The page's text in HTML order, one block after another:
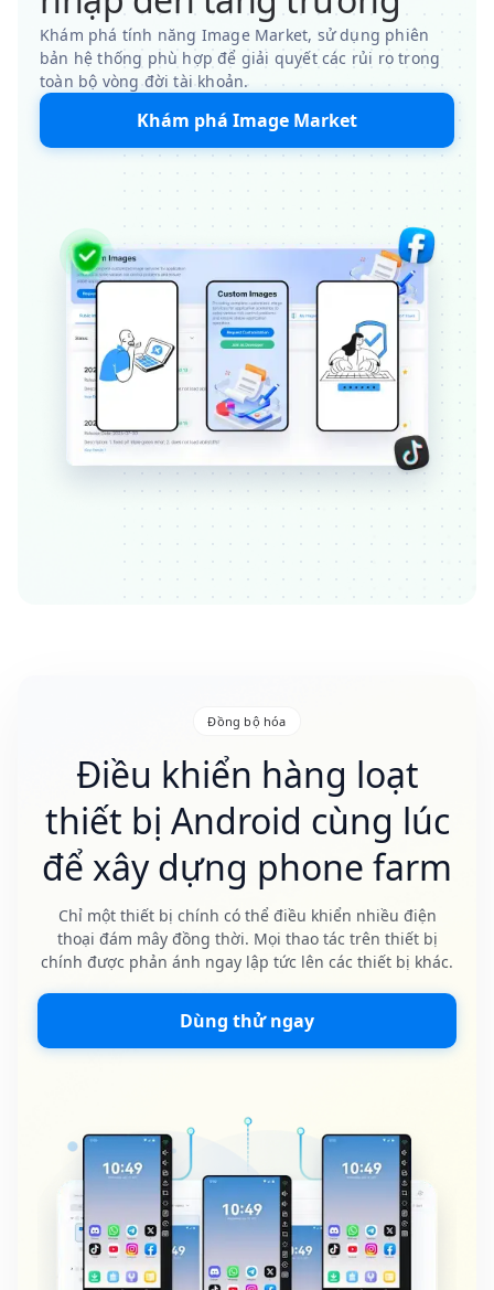
Khám phá tính năng Image Market, sử dụng phiên
bản hệ thống phù hợp để giải quyết các rủi ro trong
toàn bộ vòng đời tài khoản.
Khám phá Image Market
Đồng bộ hóa
Điều khiển hàng loạt
thiết bị Android cùng lúc
để xây dựng phone farm
Chỉ một thiết bị chính có thể điều khiển nhiều điện
thoại đám mây đồng thời. Mọi thao tác trên thiết bị
chính được phản ánh ngay lập tức lên các thiết bị khác.
Dùng thử ngay